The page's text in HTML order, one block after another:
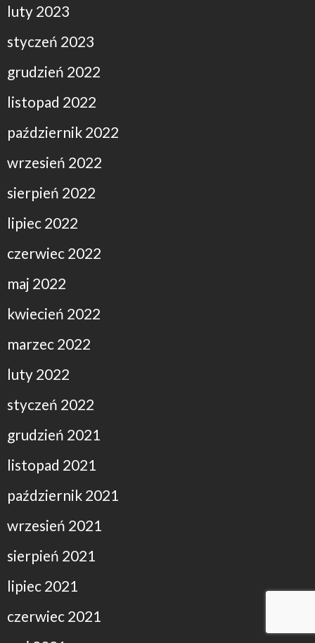
luty 2023
styczeń 2023
grudzień 2022
listopad 2022
październik 2022
wrzesień 2022
sierpień 2022
lipiec 2022
czerwiec 2022
maj 2022
kwiecień 2022
marzec 2022
luty 2022
styczeń 2022
grudzień 2021
listopad 2021
październik 2021
wrzesień 2021
sierpień 2021
lipiec 2021
czerwiec 2021